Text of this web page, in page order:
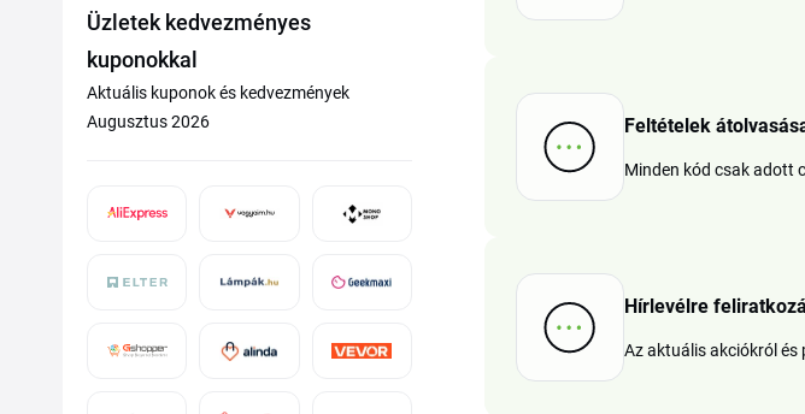
Üzletek kedvezményes
kuponokkal
Aktuális kuponok és kedvezmények
Augusztus 2026
Feltételek
Minden kód csak adott
Hírlevélre
Az aktuális akciókról és